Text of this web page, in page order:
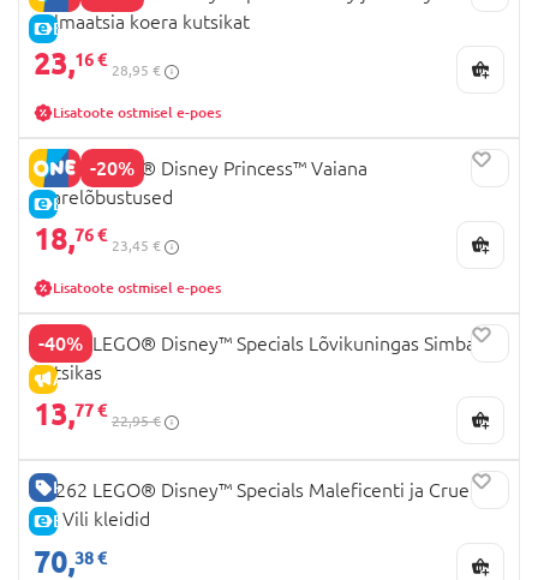
E-HIND
dalmaatsia koera kutsikat
23,16 €
28,95 €
Lisatoote ostmisel e-poes
-20%
E-HIND
43260 LEGO® Disney Princess™ Vaiana
saarelõbustused
18,76 €
23,45 €
Lisatoote ostmisel e-poes
-40%
ALLAHINDLUS
43243 LEGO® Disney™ Specials Lõvikuningas Simba
kutsikas
13,77 €
22,95 €
HEA HIND
E-HIND
43262 LEGO® Disney™ Specials Maleficenti ja Cruella
De Vili kleidid
70,38 €